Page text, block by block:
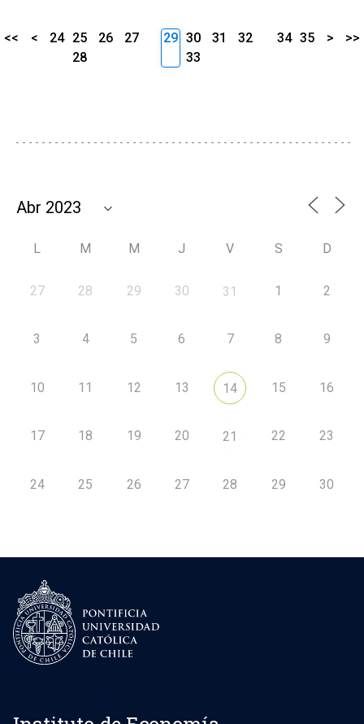
<< < 24 25 26
27
28
29 30 31
32
33
34 35 > >>
L M M J V S D
27 28 29 30 31 1 2
3 4 5 6 7 8 9
10 11 12 13 14 15 16
17 18 19 20 21 22 23
24 25 26 27 28 29 30